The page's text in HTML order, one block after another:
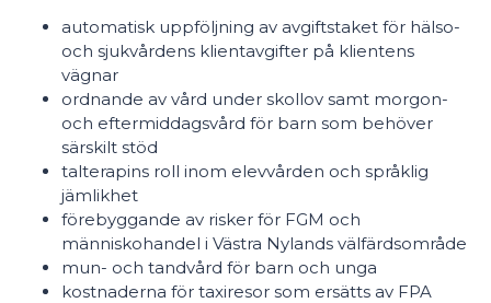
automatisk uppföljning av avgiftstaket för hälso-
och sjukvårdens klientavgifter på klientens
vägnar
ordnande av vård under skollov samt morgon-
och eftermiddagsvård för barn som behöver
särskilt stöd
talterapins roll inom elevvården och språklig
jämlikhet
förebyggande av risker för FGM och
människohandel i Västra Nylands välfärdsområde
mun- och tandvård för barn och unga
kostnaderna för taxiresor som ersätts av FPA